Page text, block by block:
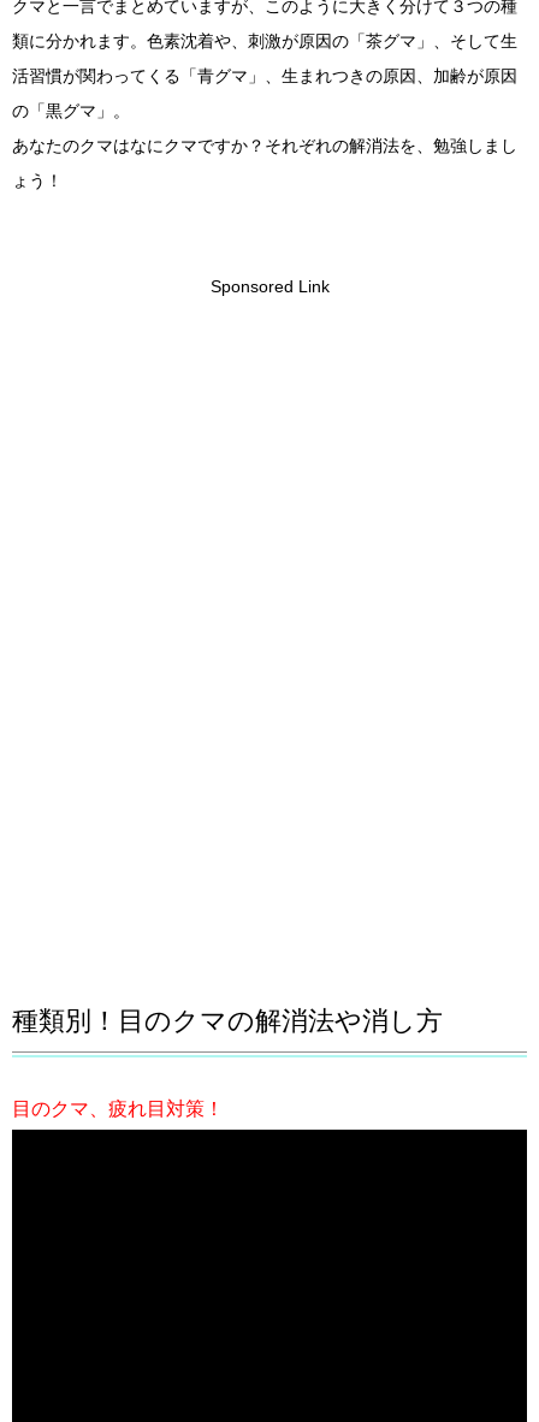
クマと一言でまとめていますが、このように大きく分けて３つの種
類に分かれます。色素沈着や、刺激が原因の「茶グマ」、そして生
活習慣が関わってくる「青グマ」、生まれつきの原因、加齢が原因
の「黒グマ」。
あなたのクマはなにクマですか？それぞれの解消法を、勉強しまし
ょう！
Sponsored Link
種類別！目のクマの解消法や消し方
目のクマ、疲れ目対策！